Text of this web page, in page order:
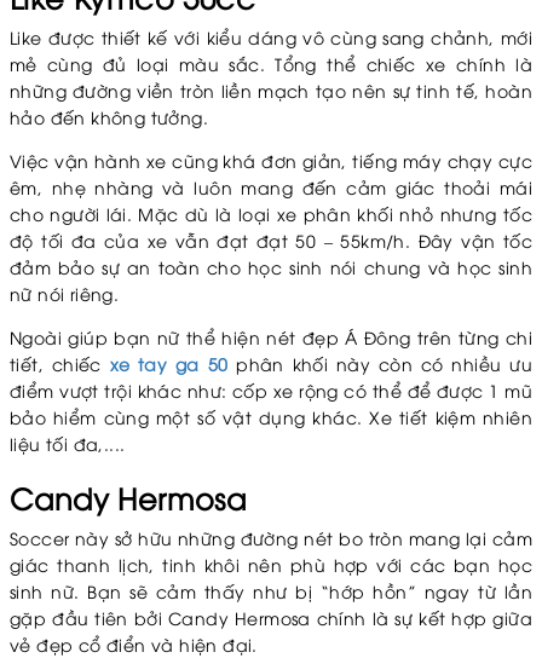
Like được thiết kế với kiểu dáng vô cùng sang chảnh, mới
mẻ cùng đủ loại màu sắc. Tổng thể chiếc xe chính là
những đường viền tròn liền mạch tạo nên sự tinh tế, hoàn
hảo đến không tưởng.
Việc vận hành xe cũng khá đơn giản, tiếng máy chạy cực
êm, nhẹ nhàng và luôn mang đến cảm giác thoải mái
cho người lái. Mặc dù là loại xe phân khối nhỏ nhưng tốc
độ tối đa của xe vẫn đạt đạt 50 – 55km/h. Đây vận tốc
đảm bảo sự an toàn cho học sinh nói chung và học sinh
nữ nói riêng.
Ngoài giúp bạn nữ thể hiện nét đẹp Á Đông trên từng chi
tiết, chiếc xe tay ga 50 phân khối này còn có nhiều ưu
điểm vượt trội khác như: cốp xe rộng có thể để được 1 mũ
bảo hiểm cùng một số vật dụng khác. Xe tiết kiệm nhiên
liệu tối đa,....
Candy Hermosa
Soccer này sở hữu những đường nét bo tròn mang lại cảm
giác thanh lịch, tinh khôi nên phù hợp với các bạn học
sinh nữ. Bạn sẽ cảm thấy như bị “hớp hồn” ngay từ lần
gặp đầu tiên bởi Candy Hermosa chính là sự kết hợp giữa
vẻ đẹp cổ điển và hiện đại.